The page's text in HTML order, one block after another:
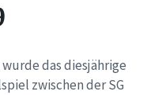
das diesjährige
zwischen der SG